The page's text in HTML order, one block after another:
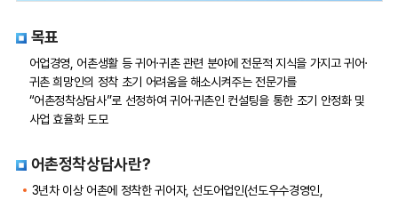
목표
어업경영, 어촌생활 등 귀어·귀촌 관련 분야에 전문적 지식을 가지고 귀어·
귀촌 희망인의 정착 초기 어려움을 해소시켜주는 전문가를
“어촌정착상담사”로 선정하여 귀어·귀촌인 컨설팅을 통한 조기 안정화 및
사업 효율화 도모
어촌정착상담사란?
3년차 이상 어촌에 정착한 귀어자, 선도어업인(선도우수경영인,